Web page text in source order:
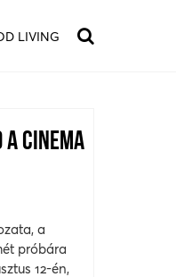
LIVING
A CINEMA
a
próbára
12-én,